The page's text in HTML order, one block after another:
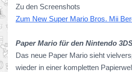
Zu den Screenshots
Zum New Super Mario Bros. Mii
Paper Mario für den Nintendo
Das neue Paper Mario sieht
wieder in einer kompletten